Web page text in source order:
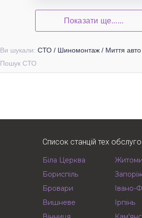
Показати ще......
Ви шукали: СТО / Шиномонтаж / Миття авто
Пошук СТО
Список станцій тех
Біла Церква
Бориспіль
Бровари
Вишневе
Івано-
Ірпінь